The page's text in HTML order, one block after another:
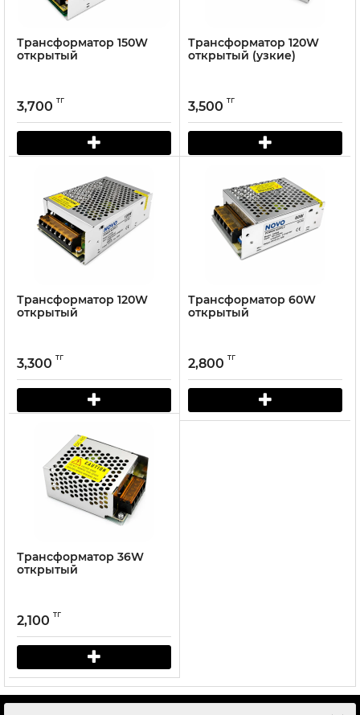
Трансформатор 150W
открытый
3,700 тг
Трансформатор 120W
открытый (узкие)
3,500 тг
Трансформатор 120W
открытый
3,300 тг
Трансформатор 60W
открытый
2,800 тг
Трансформатор 36W
открытый
2,100 тг